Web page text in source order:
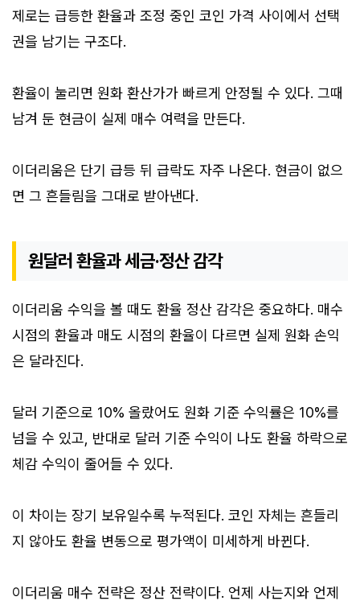
제로는 급등한 환율과 조정 중인 코인 가격 사이에서 선택
권을 남기는 구조다.
환율이 눌리면 원화 환산가가 빠르게 안정될 수 있다. 그때
남겨 둔 현금이 실제 매수 여력을 만든다.
이더리움은 단기 급등 뒤 급락도 자주 나온다. 현금이 없으
면 그 흔들림을 그대로 받아낸다.
원달러 환율과 세금·정산 감각
이더리움 수익을 볼 때도 환율 정산 감각은 중요하다. 매수
시점의 환율과 매도 시점의 환율이 다르면 실제 원화 손익
은 달라진다.
달러 기준으로 10% 올랐어도 원화 기준 수익률은 10%를
넘을 수 있고, 반대로 달러 기준 수익이 나도 환율 하락으로
체감 수익이 줄어들 수 있다.
이 차이는 장기 보유일수록 누적된다. 코인 자체는 흔들리
지 않아도 환율 변동으로 평가액이 미세하게 바뀐다.
이더리움 매수 전략은 정산 전략이다. 언제 사는지와 언제